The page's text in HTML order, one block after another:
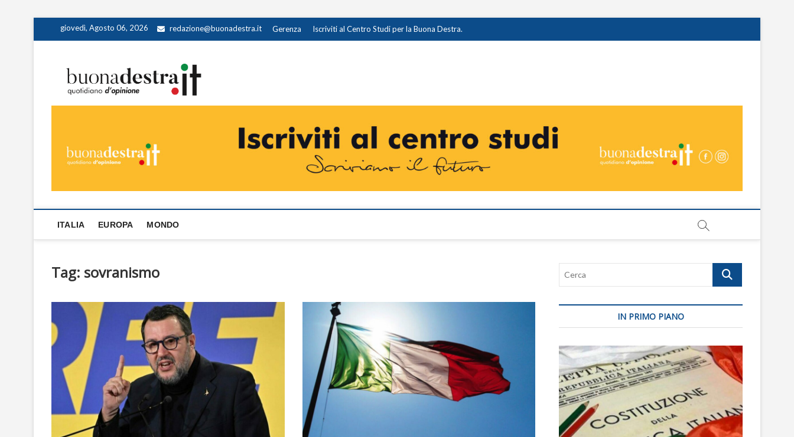
giovedì, Agosto 06, 2026 redazione@buonadestra.it Gerenza Iscriviti al Centro Studi per la Buona Destra.
ITALIA EUROPA MONDO
Tag: sovranismo Cerca
IN PRIMO PIANO